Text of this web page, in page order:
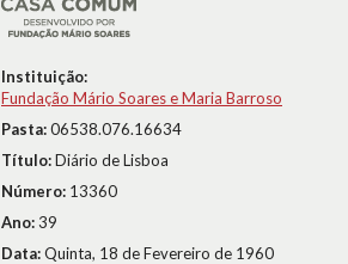
Instituição:
Fundação Mário Soares e Maria Barroso
Pasta:06538.076.16634
Título:Diário de Lisboa
Número: 13360
Ano:39
Data:Quinta, 18 de Fevereiro de 1960